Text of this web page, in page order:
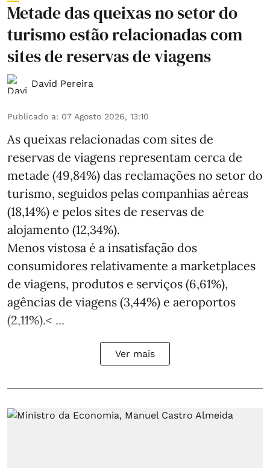
Metade das queixas no setor do
turismo estão relacionadas com
sites de reservas de viagens
David Pereira
Publicado a: 07 Agosto 2026, 13:10
As queixas relacionadas com sites de
reservas de viagens representam cerca de
metade (49,84%) das reclamações no setor do
turismo, seguidos pelas companhias aéreas
(18,14%) e pelos sites de reservas de
alojamento (12,34%).
Menos vistosa é a insatisfação dos
consumidores relativamente a marketplaces
de viagens, produtos e serviços (6,61%),
agências de viagens (3,44%) e aeroportos
(2,11%).< ...
Ver mais